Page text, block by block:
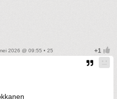
2026 @ 09:55 • 25